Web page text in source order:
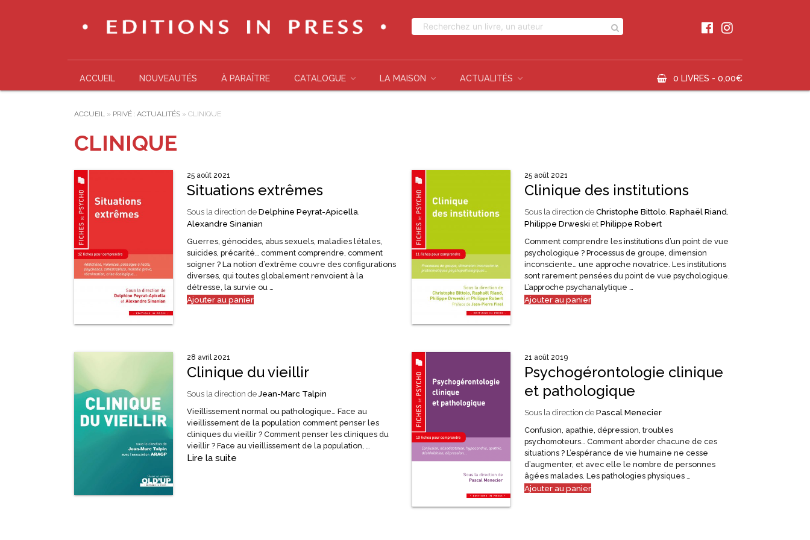
ACCUEIL NOUVEAUTÉS À PARAÎTRE CATALOGUE LA MAISON ACTUALITÉS 0 LIVRES - 0,00€
ACCUEIL » PRIVÉ : ACTUALITÉS »CLINIQUE
CLINIQUE
25 août 2021
Situations extrêmes
Sous la direction deDelphine Peyrat-Apicella,
Alexandre Sinanian
Guerres, génocides, abus sexuels, maladies létales,
suicides, précarité… comment comprendre, comment
soigner ? La notion d’extrême couvre des configurations
diverses, qui toutes globalement renvoient à la
détresse, la survie ou …
Ajouter au panier
25 août 2021
Clinique des institutions
Sous la direction deChristophe Bittolo, Raphaël Riand,
Philippe Drweski etPhilippe Robert
Comment comprendre les institutions d’un point de vue
psychologique ? Processus de groupe, dimension
inconsciente… une approche novatrice. Les institutions
sont rarement pensées du point de vue psychologique.
L’approche psychanalytique …
Ajouter au panier
28 avril 2021
Clinique du vieillir
Sous la direction deJean-Marc Talpin
Vieillissement normal ou pathologique… Face au
vieillissement de la population comment penser les
cliniques du vieillir ? Comment penser les cliniques du
vieillir ? Face au vieillissement de la population, …
Lire la suite
21 août 2019
Psychogérontologie clinique
et pathologique
Sous la direction dePascal Menecier
Confusion, apathie, dépression, troubles
psychomoteurs… Comment aborder chacune de ces
situations ? L’espérance de vie humaine ne cesse
d’augmenter, et avec elle le nombre de personnes
âgées malades. Les pathologies physiques …
Ajouter au panier